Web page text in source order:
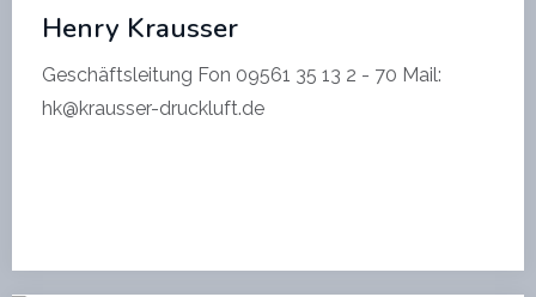
Henry Krausser
Geschäftsleitung Fon 09561 35 13 2 - 70 Mail:
hk@krausser-druckluft.de